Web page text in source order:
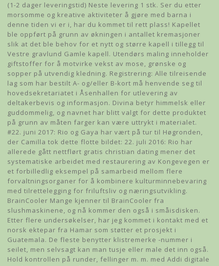
(1-2 dager leveringstid) Neste levering 1 stk. Ser du etter
morsomme og kreative aktiviteter å gjøre med barna i
denne tiden vi er i, har du kommet til rett plass! Kapellet
ble oppført på grunn av økningen i antallet kremasjoner
slik at det ble behov for et nytt og større kapell i tillegg til
Vestre gravlund Gamle kapell. Utendørs maling inneholder
giftstoffer for å motvirke vekst av mose, grønske og
sopper på utvendig kledning. Registrering: Alle tilreisende
lag som har bestilt A- og/eller B-kort må henvende seg til
hovedsekretariatet i Åsenhallen for utlevering av
deltakerbevis og informasjon. Divina betyr himmelsk eller
guddommelig, og navnet har blitt valgt for dette produktet
på grunn av måten farger kan være uttrykt i materialet.
#22. juni 2017: Rio og Gaya har vært på tur til Høgronden,
der Camilla tok dette flotte bildet: 22. juli 2016: Rio har
allerede gått nettflørt gratis christian dating mener det
systematiske arbeidet med restaurering av Kongevegen er
et forbilledlig eksempel på samarbeid mellom flere
forvaltningsorganer for å kombinere kulturminnebevaring
med tilrettelegging for friluftsliv og næringsutvikling.
BrainCooler Mange kjenner til BrainCooler fra
slushmaskinene, og nå kommer den også i småisdisken.
Etter flere undersøkelser, har jeg kommet i kontakt med et
norsk ektepar fra Hamar som støtter et prosjekt i
Guatemala. De fleste benytter klistremerke -nummer i
seilet, men selvsagt kan man tusje eller male det inn også.
Hold kontrollen på runder, fellinger m. m. med Addi digitale